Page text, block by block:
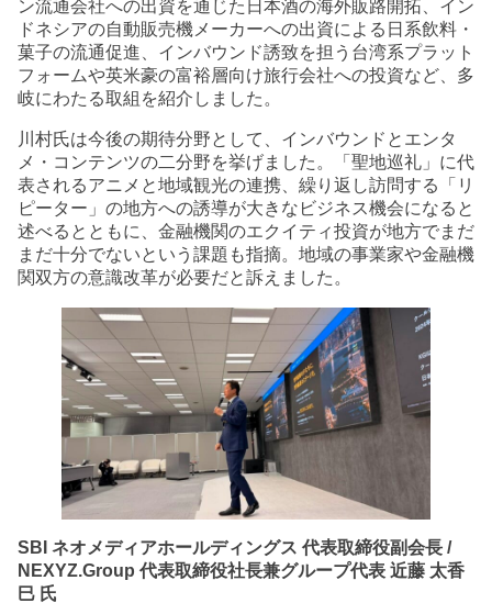
ン流通会社への出資を通じた日本酒の海外販路開拓、イン
ドネシアの自動販売機メーカーへの出資による日系飲料・
菓子の流通促進、インバウンド誘致を担う台湾系プラット
フォームや英米豪の富裕層向け旅行会社への投資など、多
岐にわたる取組を紹介しました。
川村氏は今後の期待分野として、インバウンドとエンタ
メ・コンテンツの二分野を挙げました。「聖地巡礼」に代
表されるアニメと地域観光の連携、繰り返し訪問する「リ
ピーター」の地方への誘導が大きなビジネス機会になると
述べるとともに、金融機関のエクイティ投資が地方でまだ
まだ十分でないという課題も指摘。地域の事業家や金融機
関双方の意識改革が必要だと訴えました。
SBI ネオメディアホールディングス 代表取締役副会長 /
NEXYZ.Group 代表取締役社長兼グループ代表 近藤 太香
巳 氏